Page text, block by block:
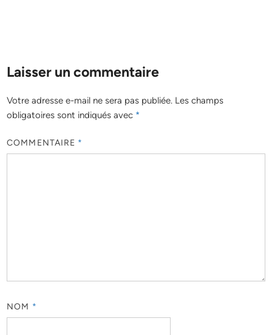
Laisser un commentaire
Votre adresse e-mail ne sera pas publiée. Les champs
obligatoires sont indiqués avec *
COMMENTAIRE *
NOM *